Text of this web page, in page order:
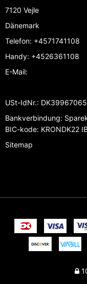
7120 Vejle
Dänemark
Telefon: +4571741108
Handy: +4526361108
E-Mail:
USt-IdNr.: DK39967065
Bankverbindung:
BIC-kode: KRONDK22
Sitemap